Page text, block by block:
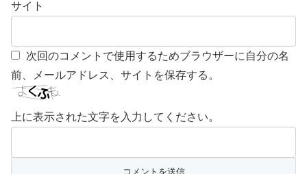
サイト
次回のコメントで使用するためブラウザーに自分の名
前、メールアドレス、サイトを保存する。
上に表示された文字を入力してください。